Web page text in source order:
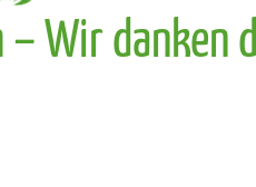
Wir danken